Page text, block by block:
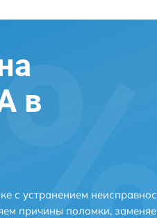
в
с устранением
причины поломки,